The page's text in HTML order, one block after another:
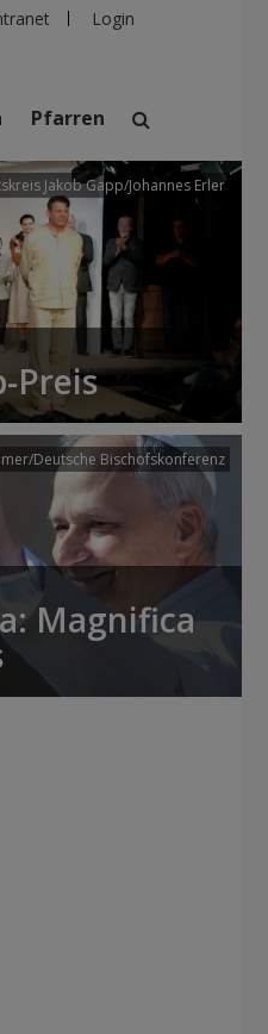
Login
suchen
Einrichtungen
Pfarren
Jakob Gapp/Johannes Erler
Preis
Deutsche Bischofskonferenz
Magnifica